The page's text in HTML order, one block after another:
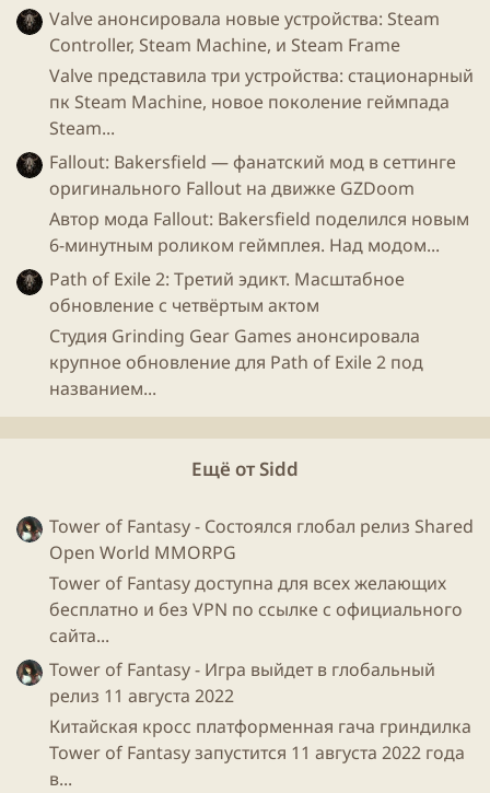
регулирующих законов.
поскольку при обсуждении "wilfully obtuse" будут и
те и другие, и скорее всего только обложат
дополнительными налогами разработчиков и в
итоге игроки будут платить еще больше =)
Valve анонсировала новые устройства: Steam
Controller, Steam Machine, и Steam Frame
Valve представила три устройства: стационарный
пк Steam Machine, новое поколение геймпада
Steam...
Fallout: Bakersfield — фанатский мод в сеттинге
оригинального Fallout на движке GZDoom
Автор мода Fallout: Bakersfield поделился новым
6-минутным роликом геймплея. Над модом...
Path of Exile 2: Третий эдикт. Масштабное
обновление с четвёртым актом
Студия Grinding Gear Games анонсировала
крупное обновление для Path of Exile 2 под
названием...
Ещё от Sidd
Tower of Fantasy - Состоялся глобал релиз Shared
Open World MMORPG
Tower of Fantasy доступна для всех желающих
бесплатно и без VPN по ссылке с официального
сайта...
Tower of Fantasy - Игра выйдет в глобальный
релиз 11 августа 2022
Китайская кросс платформенная гача гриндилка
Tower of Fantasy запустится 11 августа 2022 года
в...